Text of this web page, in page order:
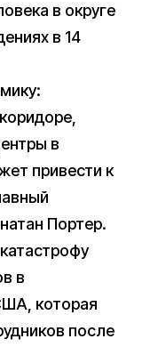
в округе
в 14
в
привести к
Портер.
в
которая
после